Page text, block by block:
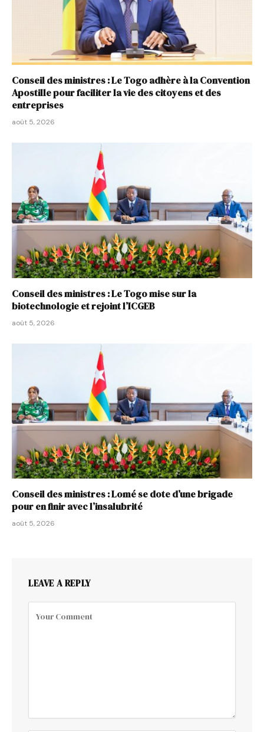
Conseil des ministres : Le Togo adhère à la Convention
Apostille pour faciliter la vie des citoyens et des
entreprises
août 5, 2026
Conseil des ministres : Le Togo mise sur la
biotechnologie et rejoint l’ICGEB
août 5, 2026
Conseil des ministres : Lomé se dote d’une brigade
pour en finir avec l’insalubrité
août 5, 2026
LEAVE A REPLY